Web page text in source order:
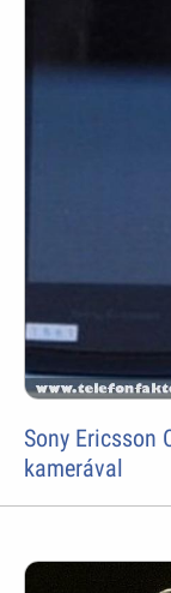
Sony Ericsson
kamerával